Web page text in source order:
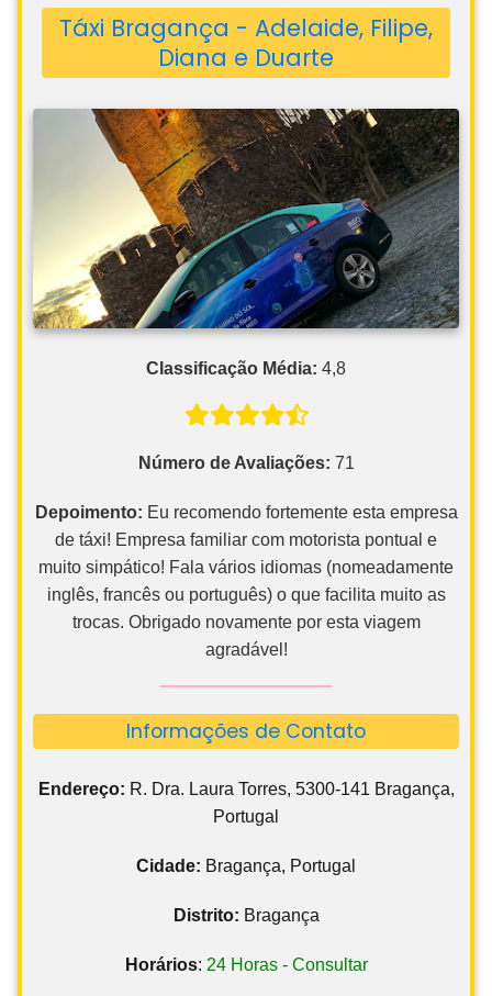
Táxi Bragança - Adelaide, Filipe,
Diana e Duarte
Classificação Média: 4,8
Número de Avaliações: 71
Depoimento: Eu recomendo fortemente esta empresa
de táxi! Empresa familiar com motorista pontual e
muito simpático! Fala vários idiomas (nomeadamente
inglês, francês ou português) o que facilita muito as
trocas. Obrigado novamente por esta viagem
agradável!
Informações de Contato
Endereço: R. Dra. Laura Torres, 5300-141 Bragança,
Portugal
Cidade: Bragança, Portugal
Distrito: Bragança
Horários: 24 Horas - Consultar